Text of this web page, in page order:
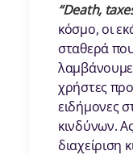
“Death,
κόσμο, οι
σταθερά
λαμβάνουμε
χρήστες
ειδήμονες
κινδύνων.
διαχείριση